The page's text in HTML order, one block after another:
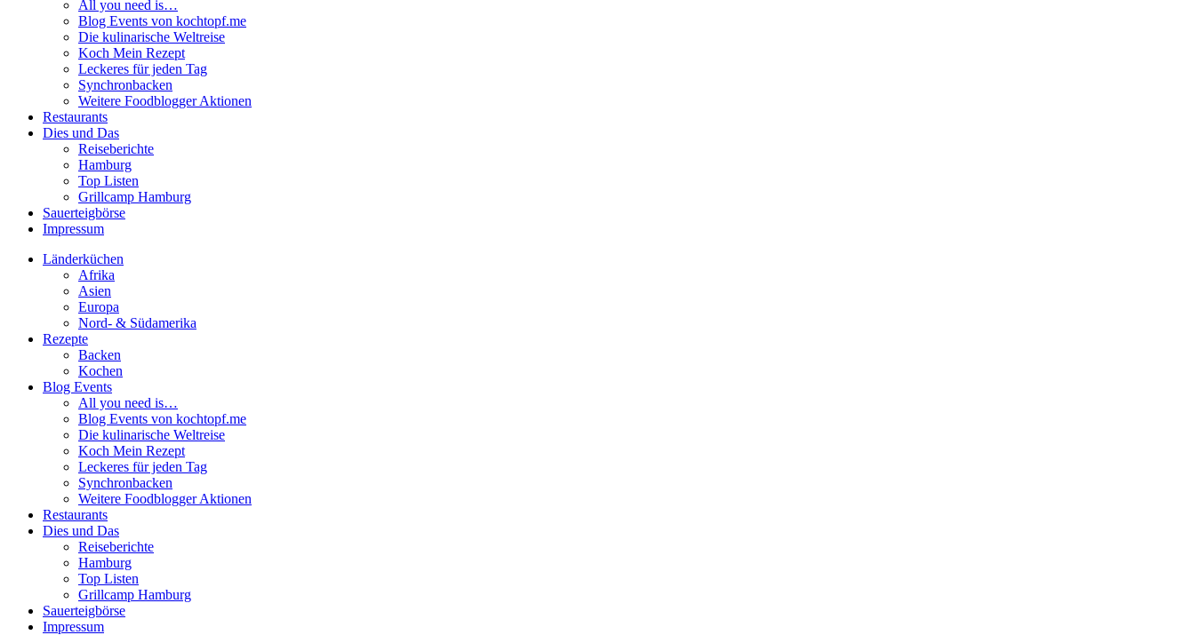
All you need is…
Blog Events von kochtopf.me
Die kulinarische Weltreise
Koch Mein Rezept
Leckeres für jeden Tag
Synchronbacken
Weitere Foodblogger Aktionen
Restaurants
Dies und Das
Reiseberichte
Hamburg
Top Listen
Grillcamp Hamburg
Sauerteigbörse
Impressum
Länderküchen
Afrika
Asien
Europa
Nord- & Südamerika
Rezepte
Backen
Kochen
Blog Events
All you need is…
Blog Events von kochtopf.me
Die kulinarische Weltreise
Koch Mein Rezept
Leckeres für jeden Tag
Synchronbacken
Weitere Foodblogger Aktionen
Restaurants
Dies und Das
Reiseberichte
Hamburg
Top Listen
Grillcamp Hamburg
Sauerteigbörse
Impressum